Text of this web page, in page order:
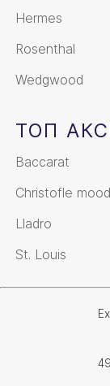
Hermes
Rosenthal
Wedgwood
ТОП
Baccarat
Christofle mood
Lladro
St. Louis